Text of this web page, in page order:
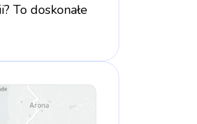
To doskonałe